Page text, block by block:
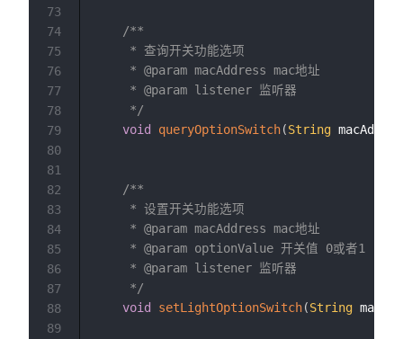
/**
     * 查询开关功能选项
     * @param macAddress mac地址
     * @param listener 监听器
     */
void
queryOptionSwitch(String
/**
     * 设置开关功能选项
     * @param macAddress mac地址
     * @param optionValue 开关值 0或者1
     * @param listener 监听器
     */
void
setLightOptionSwitch(String
73
74
75
76
77
78
79
80
81
82
83
84
85
86
87
88
89